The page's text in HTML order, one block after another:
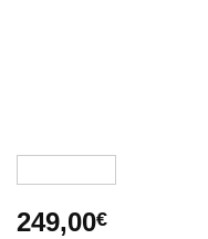
249,00€